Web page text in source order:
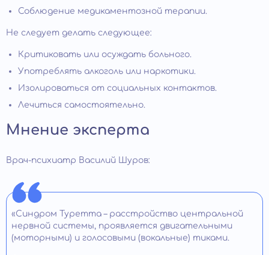
Соблюдение медикаментозной терапии.
Не следует делать следующее:
Критиковать или осуждать больного.
Употреблять алкоголь или наркотики.
Изолироваться от социальных контактов.
Лечиться самостоятельно.
Мнение эксперта
Врач-психиатр Василий Шуров:
«Синдром Туретта – расстройство центральной
нервной системы, проявляется двигательными
(моторными) и голосовыми (вокальные) тиками.